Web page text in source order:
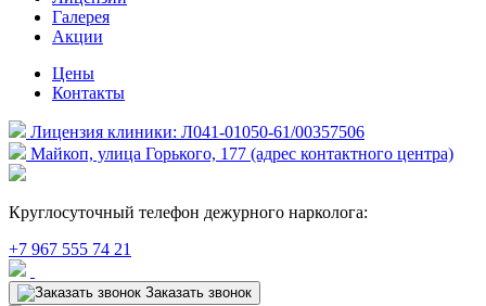
Галерея
Акции
Цены
Контакты
Лицензия клиники: Л041-01050-61/00357506
Майкоп, улица Горького, 177 (адрес контактного центра)
Круглосуточный телефон дежурного нарколога:
+7 967 555 74 21
Заказать звонок